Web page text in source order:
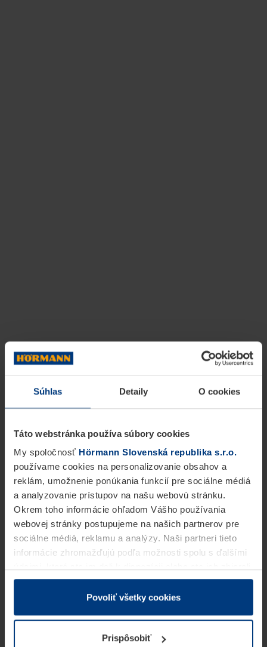
Súhlas Detaily O cookies
Táto webstránka používa súbory cookies
My spoločnosť Hörmann Slovenská republika s.r.o.
používame cookies na personalizovanie obsahov a
reklám, umožnenie ponúkania funkcií pre sociálne médiá
a analyzovanie prístupov na našu webovú stránku.
Okrem toho informácie ohľadom Vášho používania
webovej stránky postupujeme na našich partnerov pre
sociálne médiá, reklamu a analýzy. Naši partneri tieto
informácie zhromažďujú podľa možnosti spolu s ďalšími
v rámci Vášho využívania služieb.
Z právneho hľadiska môžeme cookies ukladať na Vašom
prevádzku tejto stránky. Pre všetky ostatné typy cookie
potrebujeme Vaše povolenie. Vaše povolenie môžete
Povoliť všetky cookies
Prispôsobiť